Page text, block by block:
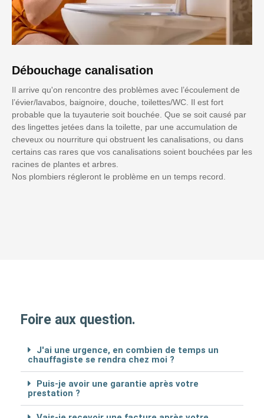
Débouchage canalisation
Il arrive qu'on rencontre des problèmes avec l’écoulement de
l’évier/lavabos, baignoire, douche, toilettes/WC. Il est fort
probable que la tuyauterie soit bouchée. Que se soit causé par
des lingettes jetées dans la toilette, par une accumulation de
cheveux ou nourriture qui obstruent les canalisations, ou dans
certains cas rares que vos canalisations soient bouchées par les
racines de plantes et arbres.
Nos plombiers régleront le problème en un temps record.
Foire aux question.
J'ai une urgence, en combien de temps un
chauffagiste se rendra chez moi ?
Puis-je avoir une garantie après votre
prestation ?